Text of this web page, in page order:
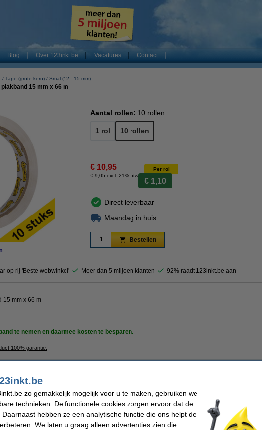
Blog Over 123inkt.be Vacatures Contact
Tape (grote kern) Smal (12 - 15 mm)
15 mm x 66 m
Aantal rollen: 10 rollen
1 rol 10 rollen
€ 10,95
€ 9,05 excl. 21% btw
Per rol
€ 1,10
Direct leverbaar
Maandag in huis
Bestellen
op rij 'Beste webwinkel' Meer dan 5 miljoen klanten 92% raadt 123inkt.be aan
15 mm x 66 m
te nemen en daarmee kosten te besparen.
100% garantie.
Kleur:
Aantal: 10 rollen
zo gemakkelijk mogelijk voor u te maken, gebruiken we
technieken. De functionele cookies zorgen ervoor dat de
hebben ze een analytische functie die ons helpt de
We laten u graag alleen advertenties zien die